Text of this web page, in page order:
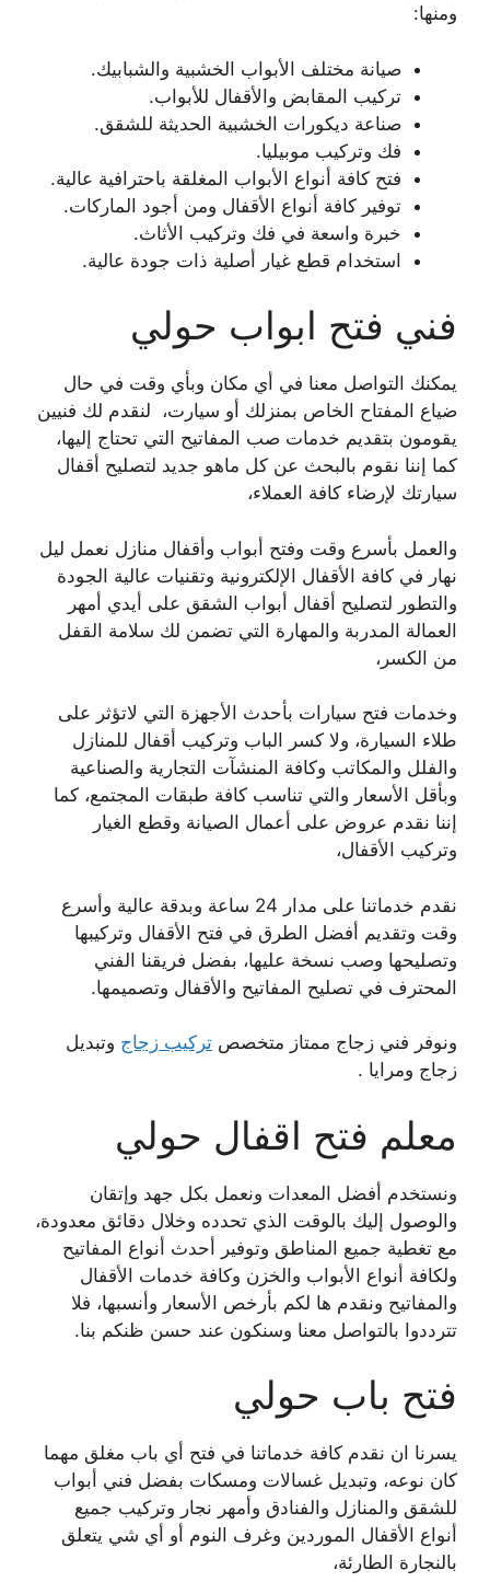
ومنها:
صيانة مختلف الأبواب الخشبية والشبابيك.
تركيب المقابض والأقفال للأبواب.
صناعة ديكورات الخشبية الحديثة للشقق.
فك وتركيب موبيليا.
فتح كافة أنواع الأبواب المغلقة باحترافية عالية.
توفير كافة أنواع الأقفال ومن أجود الماركات.
خبرة واسعة في فك وتركيب الأثاث.
استخدام قطع غيار أصلية ذات جودة عالية.
فني فتح ابواب حولي
يمكنك التواصل معنا في أي مكان وبأي وقت في حال
ضياع المفتاح الخاص بمنزلك أو سيارت، لنقدم لك فنيين
يقومون بتقديم خدمات صب المفاتيح التي تحتاج إليها،
كما إننا نقوم بالبحث عن كل ماهو جديد لتصليح أقفال
سيارتك لإرضاء كافة العملاء،
والعمل بأسرع وقت وفتح أبواب وأقفال منازل نعمل ليل
نهار في كافة الأقفال الإلكترونية وتقنيات عالية الجودة
والتطور لتصليح أقفال أبواب الشقق على أيدي أمهر
العمالة المدربة والمهارة التي تضمن لك سلامة القفل
من الكسر،
وخدمات فتح سيارات بأحدث الأجهزة التي لاتؤثر على
طلاء السيارة، ولا كسر الباب وتركيب أقفال للمنازل
والفلل والمكاتب وكافة المنشآت التجارية والصناعية
وبأقل الأسعار والتي تناسب كافة طبقات المجتمع، كما
إننا نقدم عروض على أعمال الصيانة وقطع الغيار
وتركيب الأقفال،
نقدم خدماتنا على مدار 24 ساعة وبدقة عالية وأسرع
وقت وتقديم أفضل الطرق في فتح الأقفال وتركيبها
وتصليحها وصب نسخة عليها، بفضل فريقنا الفني
المحترف في تصليح المفاتيح والأقفال وتصميمها.
ونوفر فني زجاج ممتاز متخصص تركيب زجاج وتبديل
زجاج ومرايا .
معلم فتح اقفال حولي
ونستخدم أفضل المعدات ونعمل بكل جهد وإتقان
والوصول إليك بالوقت الذي تحدده وخلال دقائق معدودة،
مع تغطية جميع المناطق وتوفير أحدث أنواع المفاتيح
ولكافة أنواع الأبواب والخزن وكافة خدمات الأقفال
والمفاتيح ونقدم ها لكم بأرخص الأسعار وأنسبها، فلا
تترددوا بالتواصل معنا وسنكون عند حسن ظنكم بنا.
فتح باب حولي
يسرنا ان نقدم كافة خدماتنا في فتح أي باب مغلق مهما
كان نوعه، وتبديل غسالات ومسكات بفضل فني أبواب
للشقق والمنازل والفنادق وأمهر نجار وتركيب جميع
أنواع الأقفال الموردين وغرف النوم أو أي شي يتعلق
بالنجارة الطارئة،